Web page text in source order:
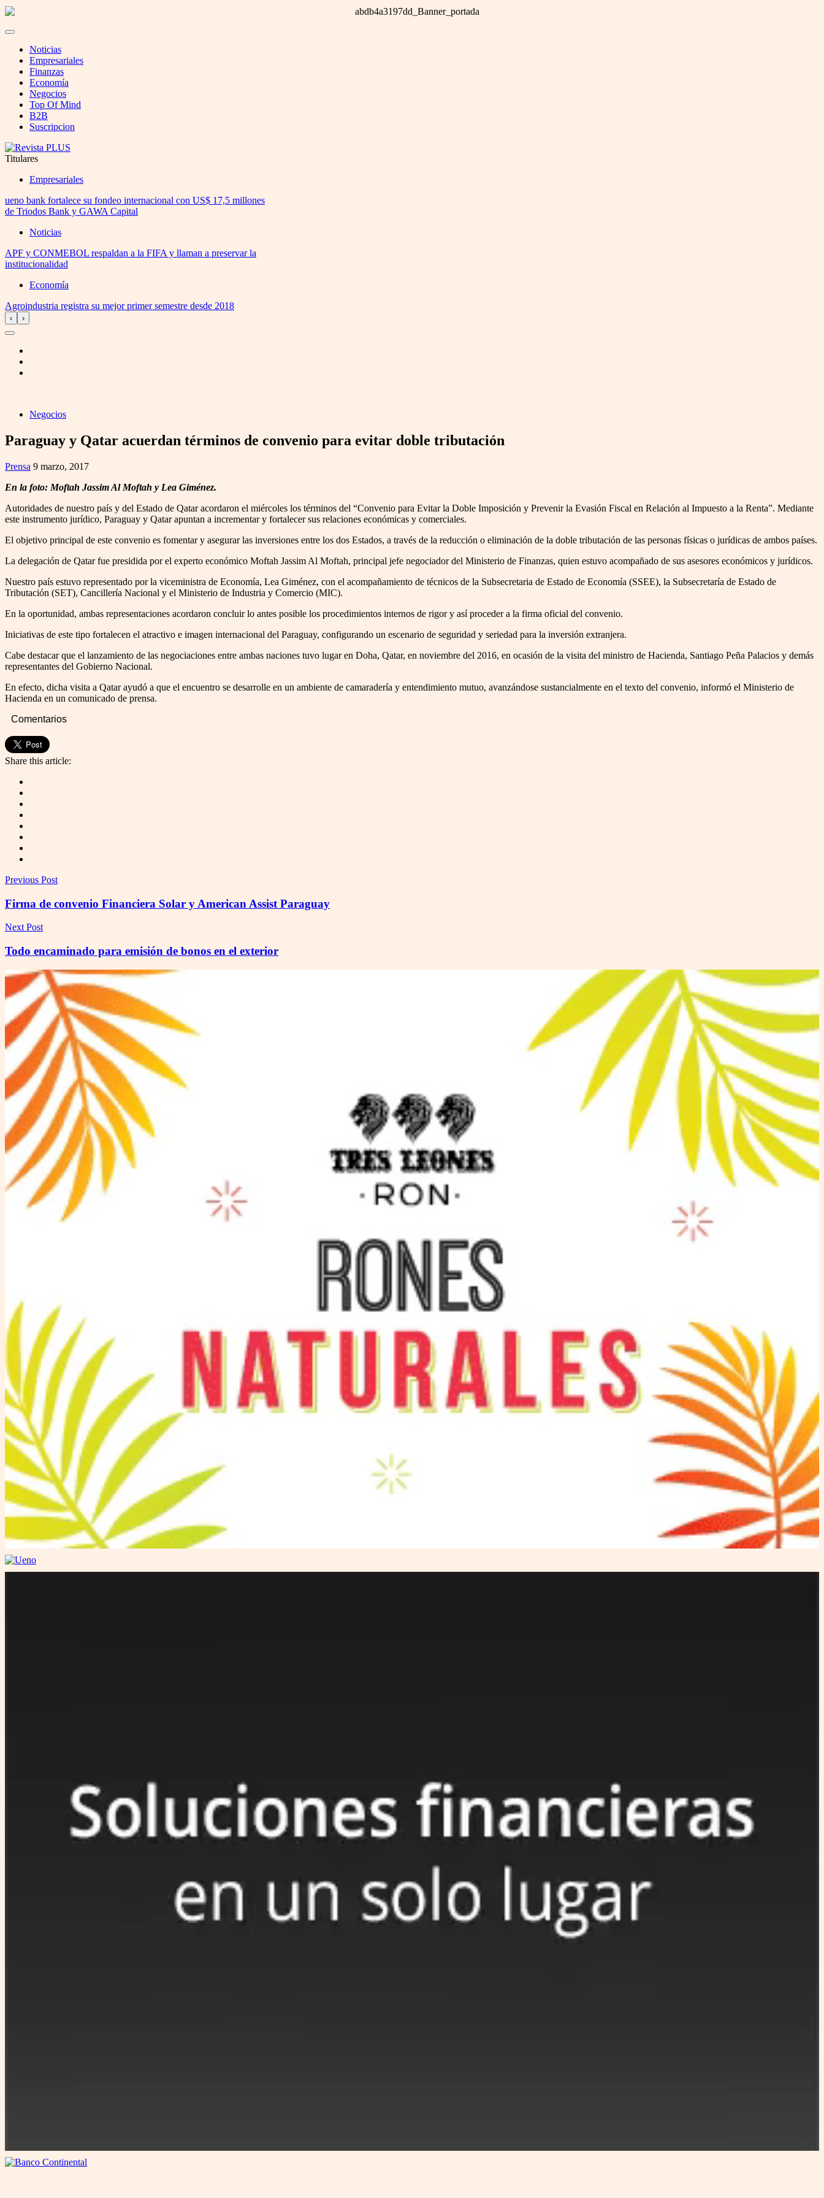
Noticias
Empresariales
Finanzas
Economía
Negocios
Top Of Mind
B2B
Suscripcion
Titulares
Empresariales
ueno bank fortalece su fondeo internacional con US$ 17,5 millones
de Triodos Bank y GAWA Capital
Noticias
APF y CONMEBOL respaldan a la FIFA y llaman a preservar la
institucionalidad
Economía
Agroindustria registra su mejor primer semestre desde 2018
‹ ›
Negocios
Paraguay y Qatar acuerdan términos de convenio para evitar doble tributación
Prensa 9 marzo, 2017
En la foto: Moftah Jassim Al Moftah y Lea Giménez.
Autoridades de nuestro país y del Estado de Qatar acordaron el miércoles los términos del “Convenio para Evitar la Doble Imposición y Prevenir la Evasión Fiscal en Relación al Impuesto a la Renta”. Mediante
este instrumento jurídico, Paraguay y Qatar apuntan a incrementar y fortalecer sus relaciones económicas y comerciales.
El objetivo principal de este convenio es fomentar y asegurar las inversiones entre los dos Estados, a través de la reducción o eliminación de la doble tributación de las personas físicas o jurídicas de ambos países.
La delegación de Qatar fue presidida por el experto económico Moftah Jassim Al Moftah, principal jefe negociador del Ministerio de Finanzas, quien estuvo acompañado de sus asesores económicos y jurídicos.
Nuestro país estuvo representado por la viceministra de Economía, Lea Giménez, con el acompañamiento de técnicos de la Subsecretaria de Estado de Economía (SSEE), la Subsecretaría de Estado de
Tributación (SET), Cancillería Nacional y el Ministerio de Industria y Comercio (MIC).
En la oportunidad, ambas representaciones acordaron concluir lo antes posible los procedimientos internos de rigor y así proceder a la firma oficial del convenio.
Iniciativas de este tipo fortalecen el atractivo e imagen internacional del Paraguay, configurando un escenario de seguridad y seriedad para la inversión extranjera.
Cabe destacar que el lanzamiento de las negociaciones entre ambas naciones tuvo lugar en Doha, Qatar, en noviembre del 2016, en ocasión de la visita del ministro de Hacienda, Santiago Peña Palacios y demás
representantes del Gobierno Nacional.
En efecto, dicha visita a Qatar ayudó a que el encuentro se desarrolle en un ambiente de camaradería y entendimiento mutuo, avanzándose sustancialmente en el texto del convenio, informó el Ministerio de
Hacienda en un comunicado de prensa.
Comentarios
Share this article:
Previous Post
Firma de convenio Financiera Solar y American Assist Paraguay
Next Post
Todo encaminado para emisión de bonos en el exterior